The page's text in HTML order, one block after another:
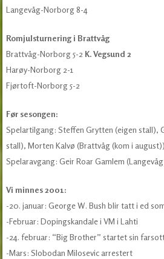
Langevåg-Norborg 8-4
Romjulsturnering i Brattvåg
Brattvåg-Norborg 5-2 K. Vegsund 2
Harøy-Norborg 2-1
Fjørtoft-Norborg 5-2
Før sesongen:
Spelartilgang: Steffen Grytten (eigen stall),
stall), Morten Kalvø (Brattvåg (kom i august))
Spelaravgang: Geir Roar Gamlem
Vi minnes 2001:
-20. januar: George W. Bush blir tatt i ed
-Februar: Dopingskandale i VM i Lahti
-24. februar: “Big Brother” startet sin
-Mars: Slobodan Milosevic arrestert